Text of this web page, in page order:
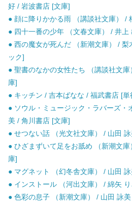
好 / 岩波書店 [文庫]
● 顔に降りかかる雨 （講談社文庫） /
● 四十一番の少年 （文春文庫） / 井上
● 西の魔女が死んだ （新潮文庫） /
ック]
● 聖書のなかの女性たち （講談社文
庫]
● キッチン / 吉本ばなな / 福武書店 [単
● ソウル・ミュージック・ラバーズ・
美 / 角川書店 [文庫]
● せつない話 （光文社文庫） / 山田
● ひざまずいて足をお舐め （新潮文
庫]
● マグネット （幻冬舎文庫） / 山田
● インストール （河出文庫） / 綿矢
● 色彩の息子 （新潮文庫） / 山田 詠